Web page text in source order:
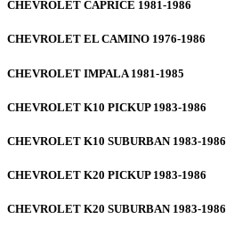
CHEVROLET CAPRICE 1981-1986
CHEVROLET EL CAMINO 1976-1986
CHEVROLET IMPALA 1981-1985
CHEVROLET K10 PICKUP 1983-1986
CHEVROLET K10 SUBURBAN 1983-1986
CHEVROLET K20 PICKUP 1983-1986
CHEVROLET K20 SUBURBAN 1983-1986